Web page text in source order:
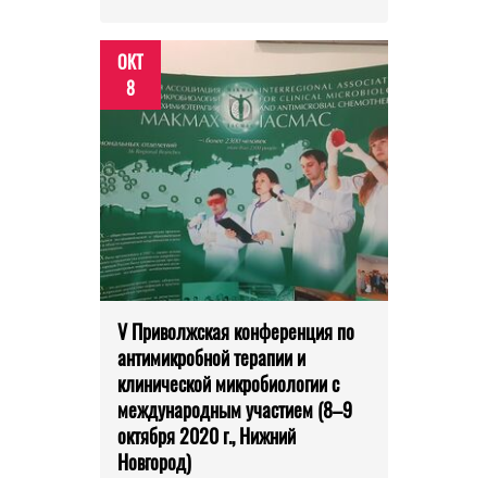
ОКТ
8
V Приволжская конференция по
антимикробной терапии и
клинической микробиологии с
международным участием (8–9
октября 2020 г., Нижний
Новгород)